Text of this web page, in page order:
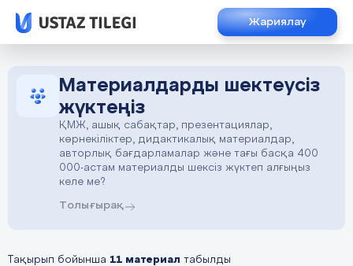
Жариялау
Материалдарды шектеусіз
жүктеңіз
ҚМЖ, ашық сабақтар, презентациялар,
көрнекіліктер, дидактикалық материалдар,
авторлық бағдарламалар және тағы басқа 400
000-астам материалды шексіз жүктеп алғыңыз
келе ме?
Толығырақ
Тақырып бойынша 11 материал табылды